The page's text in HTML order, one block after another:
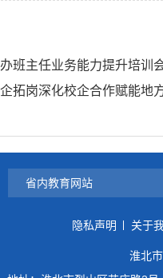
班主任业务能力提升培训
拓岗深化校企合作赋能地
省内教育网站
隐私声明 关于
淮北